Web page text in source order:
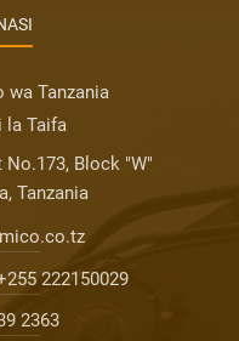
wa Tanzania
la Taifa
Block "W"
Tanzania
222150029
2363